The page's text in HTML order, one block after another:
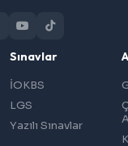
Sınavlar
İOKBS
LGS
Yazılı Sınavlar